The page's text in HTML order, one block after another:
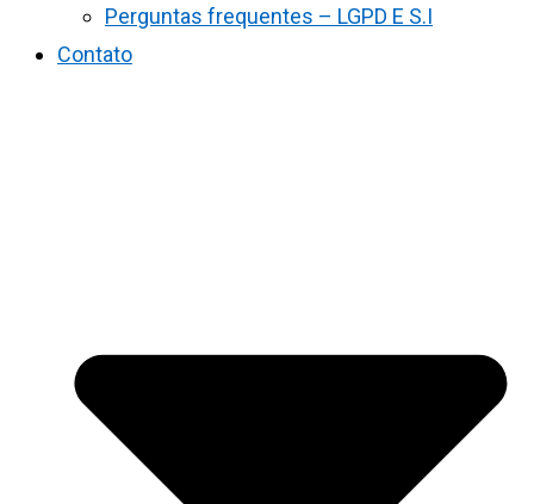
Perguntas frequentes – LGPD E S.I
Contato